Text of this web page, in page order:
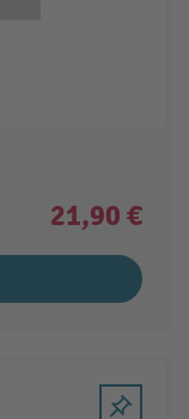
21,90 €